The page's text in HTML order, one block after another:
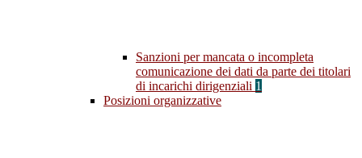
Sanzioni per mancata o incompleta
comunicazione dei dati da parte dei titolari
di incarichi dirigenziali 1
Posizioni organizzative